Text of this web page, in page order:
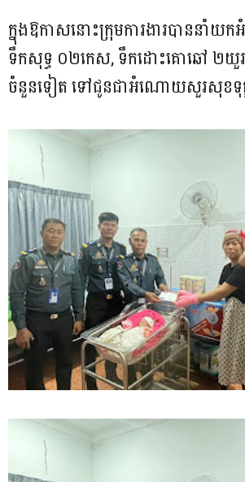
ក្នុងឱកាសនោះក្រុមការងារបាននាំ
ទឹកសុទ្ធ ០២កេស, ទឹកដោះគោឆៅ ២យួ
ចំនួនទៀត ទៅជូនជាអំណោយសួរសុខទុក្